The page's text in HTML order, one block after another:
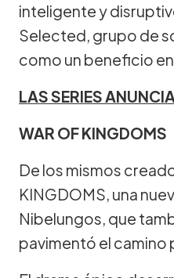
inteligente y
Selected, grupo de
como un beneficio en
LAS SERIES
WAR OF KINGDOMS
De los mismos
KINGDOMS, una
Nibelungos, que
pavimentó el camino